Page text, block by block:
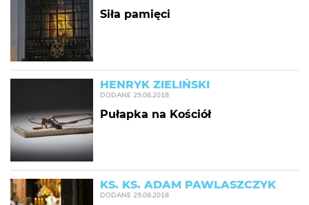
Siła pamięci
HENRYK ZIELIŃSKI
DODANE 29.08.2018
Pułapka na Kościół
KS. KS. ADAM PAWLASZCZYK
DODANE 29.08.2018